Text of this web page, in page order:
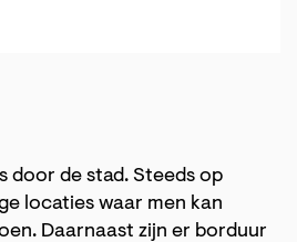
door de stad. Steeds op
locaties waar men kan
Daarnaast zijn er borduur